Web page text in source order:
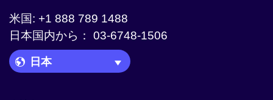
米国: +1 888 789 1488
日本国内から： 03-6748-1506
Language Picker